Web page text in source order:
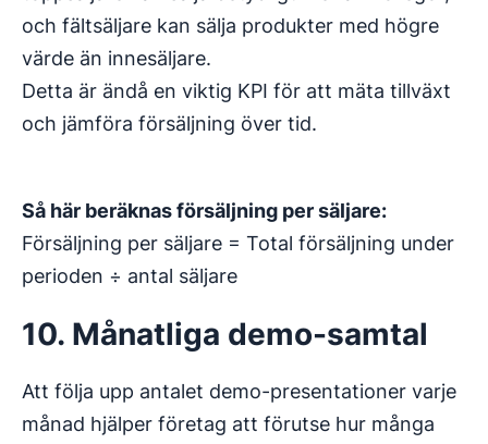
och fältsäljare kan sälja produkter med högre
värde än innesäljare.
Detta är ändå en viktig KPI för att mäta tillväxt
och jämföra försäljning över tid.
Så här beräknas försäljning per säljare:
Försäljning per säljare = Total försäljning under
perioden ÷ antal säljare
10. Månatliga demo-samtal
Att följa upp antalet demo-presentationer varje
månad hjälper företag att förutse hur många